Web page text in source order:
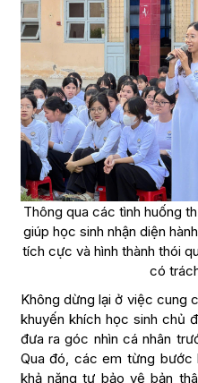
Thông qua các tình huống
giúp học sinh nhận diện
tích cực và hình thành thói
có
Không dừng lại ở việc cung
khuyến khích học sinh chủ
đưa ra góc nhìn cá nhân
Qua đó, các em từng bước
khả năng tự bảo vệ bản